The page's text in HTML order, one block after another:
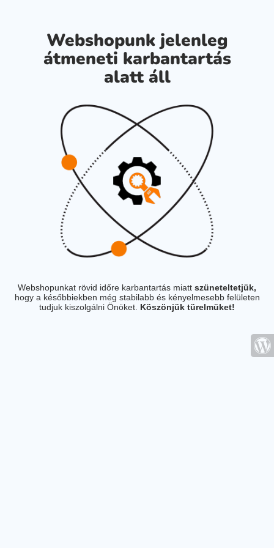
Webshopunk jelenleg
átmeneti karbantartás
alatt áll
Webshopunkat rövid időre karbantartás miatt szüneteltetjük,
hogy a későbbiekben még stabilabb és kényelmesebb felületen
tudjuk kiszolgálni Önöket. Köszönjük türelmüket!